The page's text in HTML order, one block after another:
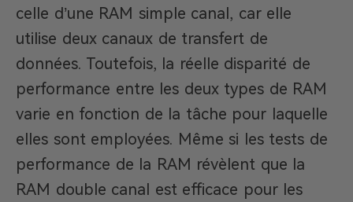
celle d’une RAM simple canal, car elle
utilise deux canaux de transfert de
données. Toutefois, la réelle disparité de
performance entre les deux types de RAM
varie en fonction de la tâche pour laquelle
elles sont employées. Même si les tests de
performance de la RAM révèlent que la
RAM double canal est efficace pour les